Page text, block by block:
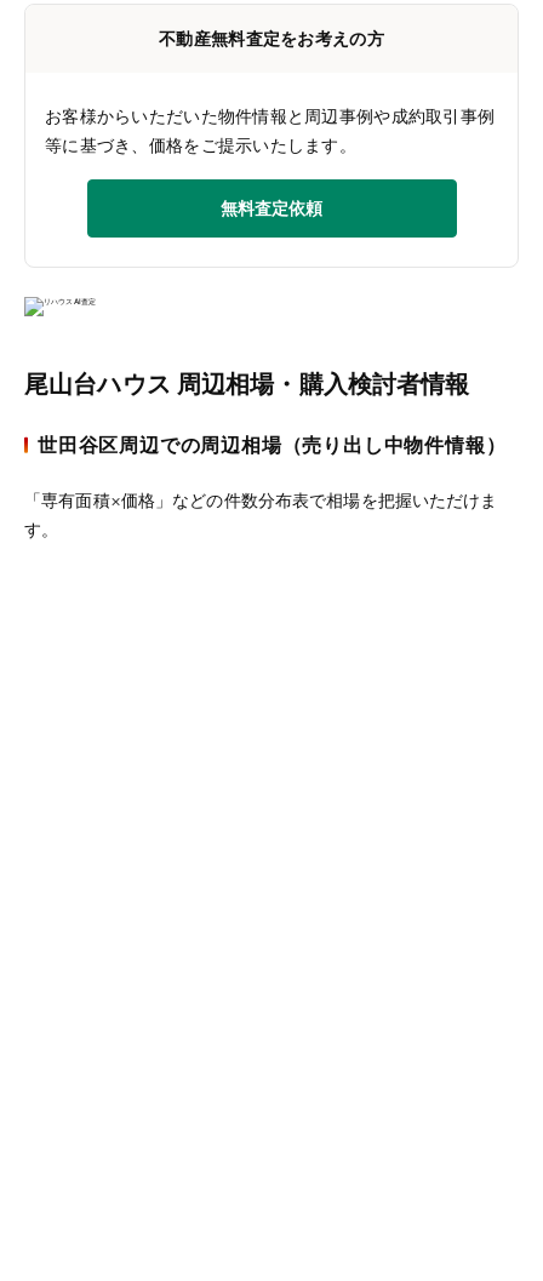
不動産無料査定をお考えの方
お客様からいただいた物件情報と周辺事例や成約取引事例
等に基づき、価格をご提示いたします。
無料査定依頼
尾山台ハウス 周辺相場・購入検討者情報
世田谷区周辺での周辺相場（売り出し中物件情報）
「専有面積×価格」などの件数分布表で相場を把握いただけま
す。